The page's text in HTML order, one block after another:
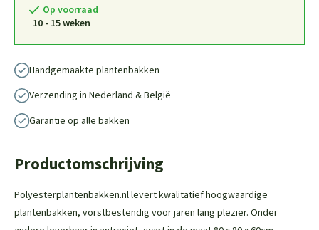
Op voorraad
10 - 15 weken
Handgemaakte plantenbakken
Verzending in Nederland & België
Garantie op alle bakken
Productomschrijving
Polyesterplantenbakken.nl levert kwalitatief hoogwaardige
plantenbakken, vorstbestendig voor jaren lang plezier. Onder